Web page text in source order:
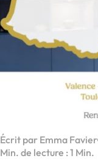
Écrit par Emma Favier
Min. de lecture : 1 Min.